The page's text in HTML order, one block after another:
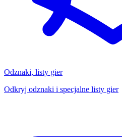
Odznaki, listy gier
Odkryj odznaki i specjalne listy gier